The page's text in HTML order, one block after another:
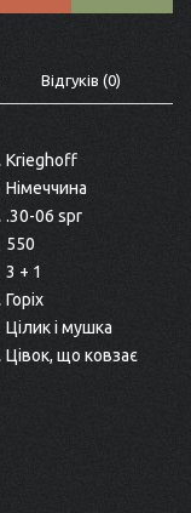
Відгуків (0)
Krieghoff
Німеччина
.30-06 spr
550
3 + 1
Горіх
Цілик і мушка
Цівок, що ковзає